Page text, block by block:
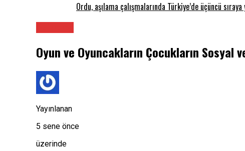
Ordu, aşılama çalışmalarında Türkiye’de üçüncü
Oyun ve Oyuncakların Çocukların
Yayınlanan
5 sene önce
üzerinde